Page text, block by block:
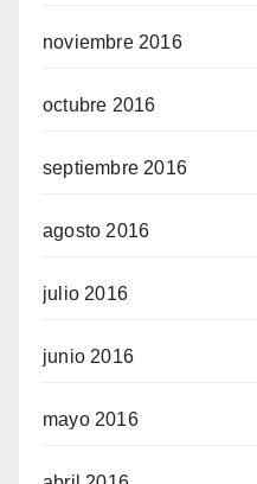
noviembre 2016
octubre 2016
septiembre 2016
agosto 2016
julio 2016
junio 2016
mayo 2016